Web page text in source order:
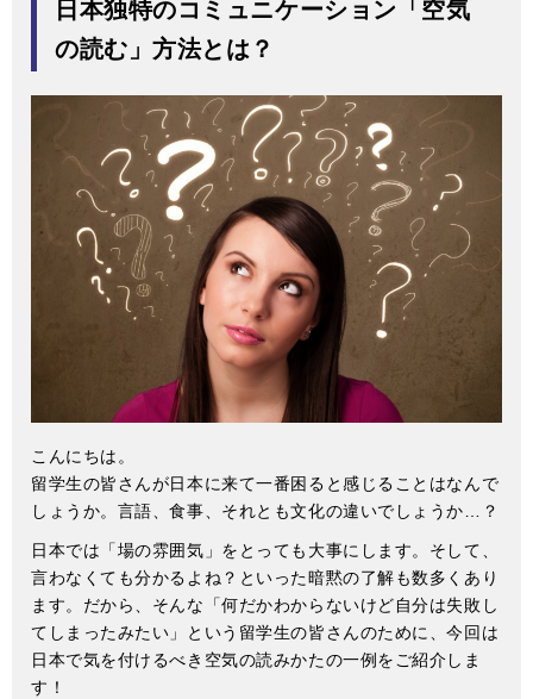
日本独特のコミュニケーション「空気
の読む」方法とは？
こんにちは。
留学生の皆さんが日本に来て一番困ると感じることはなんで
しょうか。言語、食事、それとも文化の違いでしょうか…？
日本では「場の雰囲気」をとっても大事にします。そして、
言わなくても分かるよね？といった暗黙の了解も数多くあり
ます。だから、そんな「何だかわからないけど自分は失敗し
てしまったみたい」という留学生の皆さんのために、今回は
日本で気を付けるべき空気の読みかたの一例をご紹介しま
す！